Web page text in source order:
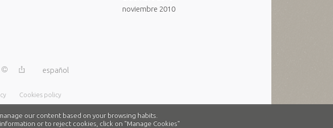
noviembre 2010
español
Cookies policy
our content based on your browsing habits.
or to reject cookies, click on "Manage Cookies"